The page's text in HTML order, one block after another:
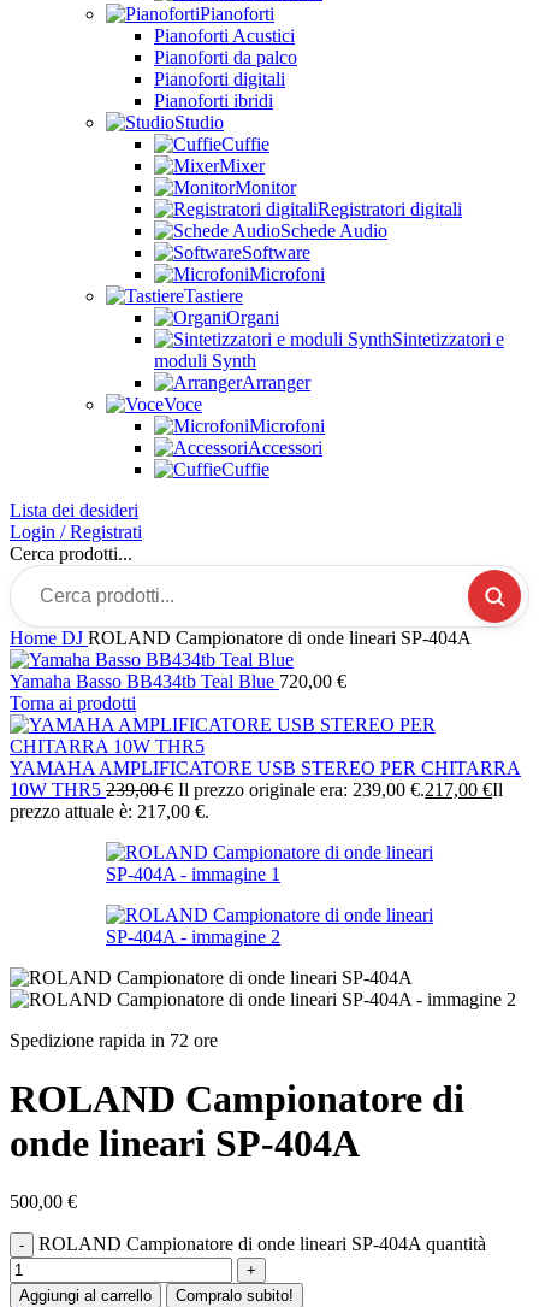
Pianoforti
Pianoforti Acustici
Pianoforti da palco
Pianoforti digitali
Pianoforti ibridi
Studio
Cuffie
Mixer
Monitor
Registratori digitali
Schede Audio
Software
Microfoni
Tastiere
Organi
Sintetizzatori e
moduli Synth
Arranger
Voce
Microfoni
Accessori
Cuffie
Lista dei desideri
Login / Registrati
Cerca prodotti...
Home DJ ROLAND Campionatore di onde lineari SP-404A
Yamaha Basso BB434tb Teal Blue 720,00 €
Torna ai prodotti
YAMAHA AMPLIFICATORE USB STEREO PER CHITARRA
10W THR5 239,00€ Il prezzo originale era: 239,00 €.217,00 €Il
prezzo attuale è: 217,00 €.
Spedizione rapida in 72 ore
ROLAND Campionatore di
onde lineari SP-404A
500,00 €
ROLAND Campionatore di onde lineari SP-404A quantità
Aggiungi al carrello Compralo subito!